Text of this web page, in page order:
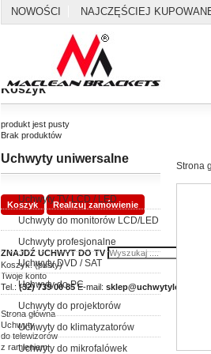
NOWOŚCI NAJCZĘŚCIEJ
Koszyk
produkt jest pusty
Brak produktów
0,00 zł Dostawa
0,00 zł Razem
Koszyk Realizuj zamówienie
ZNAJDŹ UCHWYT DO TV
Koszyk:(pusty)
Twoje konto
Tel.: (32) 739 00 85 E-mail: sklep@uchwytylcd.com.pl
Strona główna
Uchwyty
do telewizorów
z ramieniem
Uchwyty uniwersalne
Uchwyty TV LCD / LED
Uchwyty do monitorów LCD/LED
Uchwyty profesjonalne
Uchwyty DVD / SAT
Uchwyty do PC
Uchwyty do projektorów
Uchwyty do klimatyzatorów
Uchwyty do mikrofalówek
Strona